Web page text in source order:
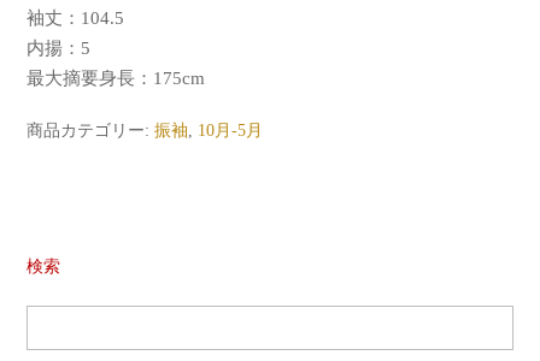
袖丈：104.5
内揚：5
最大摘要身長：175cm
商品カテゴリー:振袖 10月-5月
検索